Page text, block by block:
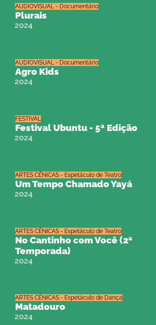
Plurais
2024
AUDIOVISUAL - Documentário
Agro Kids
2024
AUDIOVISUAL - Documentário
Festival Ubuntu - 5ª Edição
2024
FESTIVAL
Um Tempo Chamado Yayá
2024
ARTES CÊNICAS - Espetáculo de Teatro
No Cantinho com Você (2ª
Temporada)
2024
ARTES CÊNICAS - Espetáculo de Teatro
Matadouro
2024
ARTES CÊNICAS - Espetáculo de Dança